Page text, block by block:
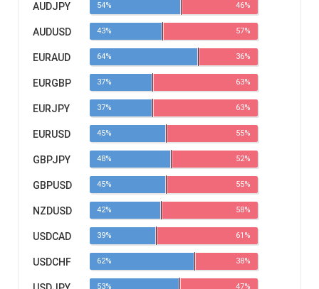
AUDJPY 54% 46%
AUDUSD 43% 57%
EURAUD 64% 36%
EURGBP 37% 63%
EURJPY 37% 63%
EURUSD 45% 55%
GBPJPY 48% 52%
GBPUSD 45% 55%
NZDUSD 42% 58%
USDCAD 39% 61%
USDCHF 62% 38%
53% 47%